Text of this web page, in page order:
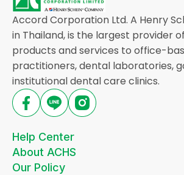
Accord Corporation Ltd. A Henry
in Thailand, is the largest provider
products and services to office-
practitioners, dental laboratories,
institutional dental care clinics.
Help Center
About ACHS
Our Policy